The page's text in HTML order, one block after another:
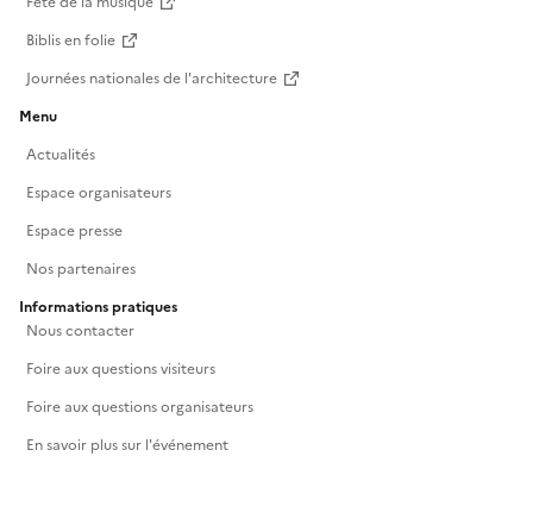
Biblis en folie
Journées nationales de l'architecture
Menu
Actualités
Espace organisateurs
Espace presse
Nos partenaires
Informations pratiques
Nous contacter
Foire aux questions visiteurs
Foire aux questions organisateurs
En savoir plus sur l'événement